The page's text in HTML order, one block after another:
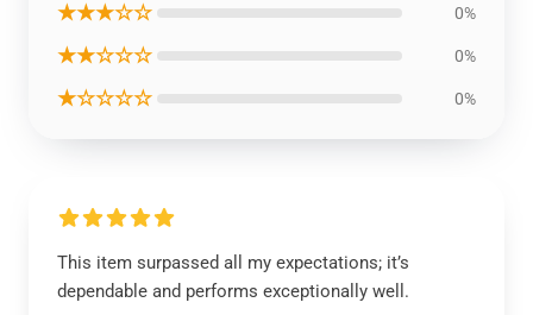
★★★☆☆ 0%
★★☆☆☆ 0%
★☆☆☆☆ 0%
This item surpassed all my expectations; it’s
dependable and performs exceptionally well.